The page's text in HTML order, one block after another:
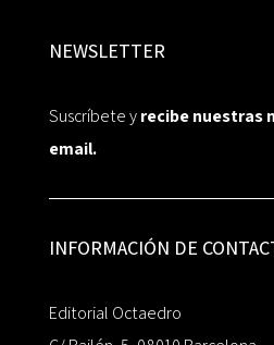
NEWSLETTER
Suscríbete yrecibe nuestras
email.
INFORMACIÓN DE
Editorial Octaedro